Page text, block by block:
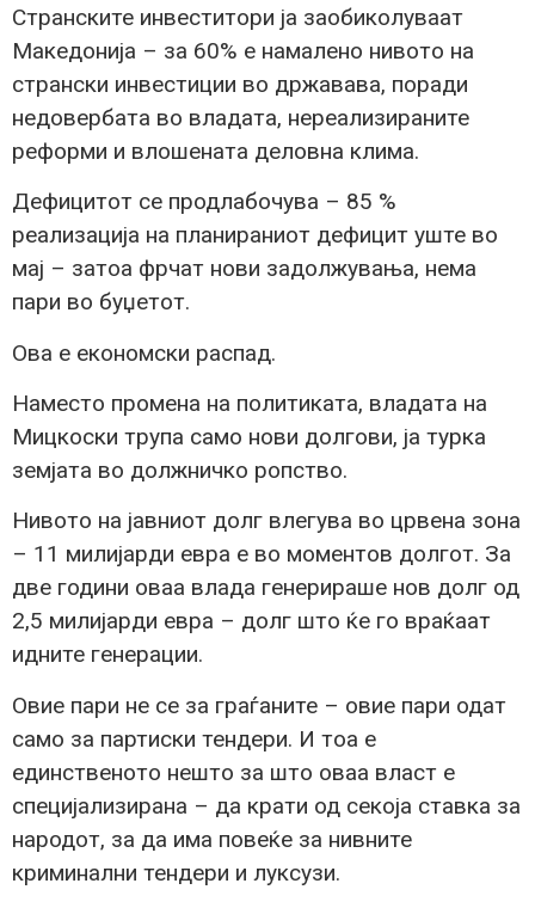
Странските инвеститори ја заобиколуваат
Македонија – за 60% е намалено нивото на
странски инвестиции во државава, поради
недовербата во владата, нереализираните
реформи и влошената деловна клима.
Дефицитот се продлабочува – 85 %
реализација на планираниот дефицит уште во
мај – затоа фрчат нови задолжувања, нема
пари во буџетот.
Ова е економски распад.
Наместо промена на политиката, владата на
Мицкоски трупа само нови долгови, ја турка
земјата во должничко ропство.
Нивото на јавниот долг влегува во црвена зона
– 11 милијарди евра е во моментов долгот. За
две години оваа влада генерираше нов долг од
2,5 милијарди евра – долг што ќе го враќаат
идните генерации.
Овие пари не се за граѓаните – овие пари одат
само за партиски тендери. И тоа е
единственото нешто за што оваа власт е
специјализирана – да крати од секоја ставка за
народот, за да има повеќе за нивните
криминални тендери и луксузи.